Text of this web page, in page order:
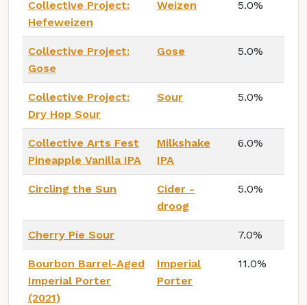
Collective Project:
Hefeweizen
Weizen 5.0%
Collective Project:
Gose
Gose 5.0%
Collective Project:
Dry Hop Sour
Sour 5.0%
Collective Arts Fest
Pineapple Vanilla IPA
Milkshake
IPA
6.0%
Circling the Sun
Cider -
droog
5.0%
Cherry Pie Sour 7.0%
Bourbon Barrel-Aged
Imperial Porter
(2021)
Imperial
Porter
11.0%